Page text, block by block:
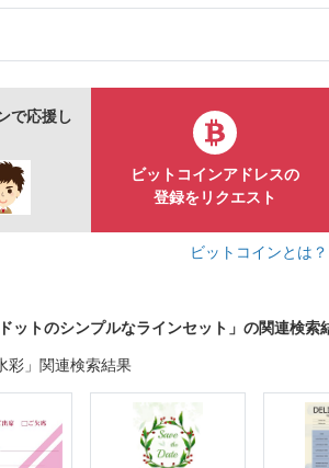
で応援し
ビットコインアドレスの
登録をリクエスト
ビットコインとは？
ットのシンプルなラインセット」の関連検索
彩」関連検索結果